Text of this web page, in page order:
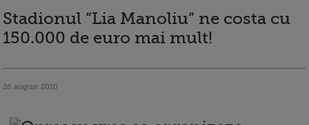
Stadionul “Lia Manoliu” ne costa cu
150.000 de euro mai mult!
26 august 2010